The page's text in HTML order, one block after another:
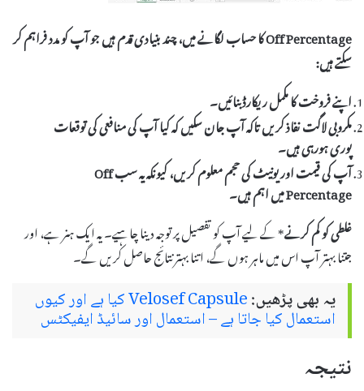
Off Percentage کا حساب لگانے میں، چند بنیادی قدم ہیں جو آپ کو مدد فراہم کر
سکتے ہیں:
اپنےفروختکا مکمل ریکارڈ بنائیں۔
مکروبی لاگت نفاذ کریں تاکہ آپ جان سکیں کہ کیا آپ کیمنافعیکی توقعات
پوری ہورہی ہیں۔
آپ کیقیمتاوریونیٹ کی حجم معلوم کریں، کیونکہ یہ سب Off
Percentage میں اہم ہیں۔
غلطی کو کم کرنے* کے لیے آپ کو تفصیل پر توجہ دینا چاہیے۔ یہ ایک ہنر ہے، اور
جتنا بہتر آپ اس میں ماہر ہوں گے، اتنا بہتر نتائج حاصل کریں گے۔
یہ بھی پڑھیں: Velosef Capsule کیا ہے اور کیوں
استعمال کیا جاتا ہے – استعمال اور سائیڈ ایفیکٹس
نتیجہ